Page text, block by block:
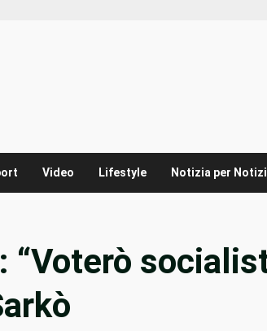
Video Lifestyle Notizia per
“Voterò